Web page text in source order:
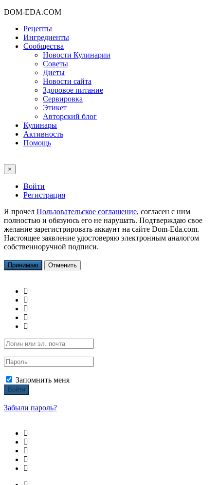
DOM-EDA.COM
Рецепты
Ингредиенты
Сообщества
Новости Кулинарии
Советы
Диеты
Новости сайта
Здоровое питание
Сервировка
Этикет
Авторский блог
Кулинары
Активность
Помощь
×
Войти
Регистрация
Я прочел Пользовательское соглашение, согласен с ним
полностью и обязуюсь его не нарушать. Подтверждаю свое
желание зарегистрировать аккаунт на сайте Dom-Eda.com.
Настоящее заявление удостоверяю электронным аналогом
собственноручной подписи.
Принимаю Отменить
Запомнить меня
Войти
Забыли пароль?